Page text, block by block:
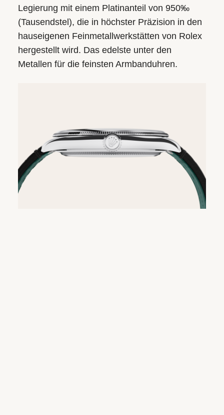
Legierung mit einem Platinanteil von 950‰
(Tausendstel), die in höchster Präzision in den
hauseigenen Feinmetall­werkstätten von Rolex
hergestellt wird. Das edelste unter den
Metallen für die feinsten Armbanduhren.